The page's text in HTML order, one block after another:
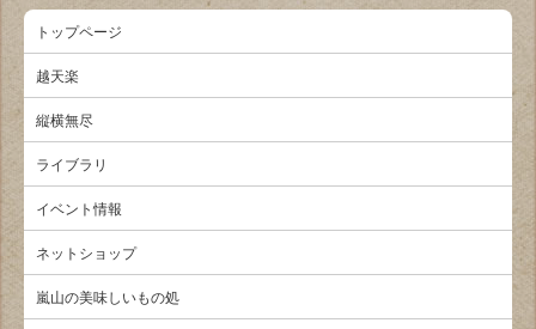
トップページ
越天楽
縦横無尽
ライブラリ
イベント情報
ネットショップ
嵐山の美味しいもの処